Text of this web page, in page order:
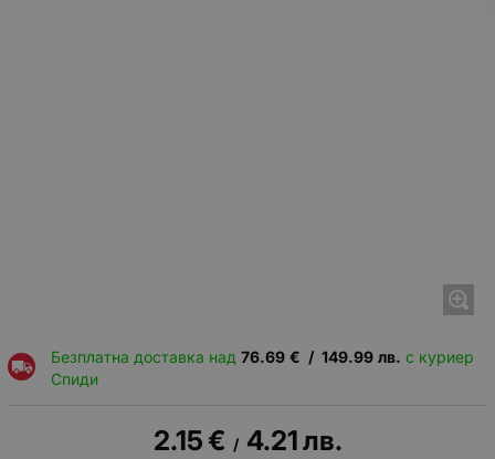
Безплатна доставка над 76.69 € / 149.99 лв. с куриер
Спиди
2.15€ / 4.21лв.